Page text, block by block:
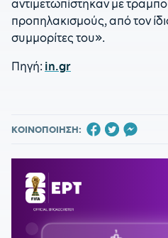
αντιμετωπίστηκαν με
προπηλακισμούς, από τον
συμμορίτες του».
Πηγή: in.gr
ΚΟΙΝΟΠΟΙΗΣΗ: